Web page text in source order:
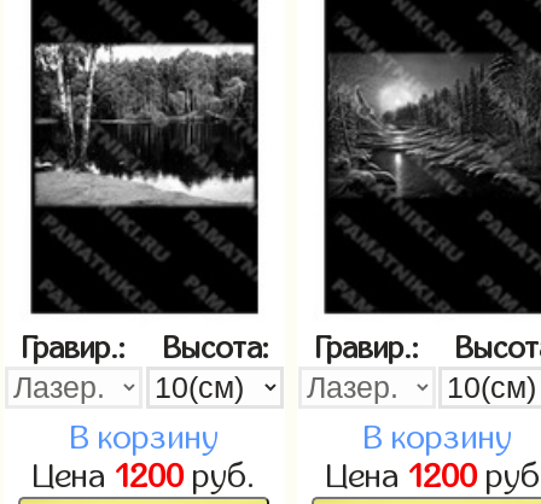
Гравир.: Высота:
В корзину
Цена 1200руб.
Гравир.:
В корзину
Цена 1200